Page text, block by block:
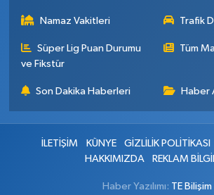
Namaz Vakitleri Trafik
Süper Lig Puan Durumu
ve Fikstür
Tüm
Son Dakika Haberleri Haber
İLETİŞİM KÜNYE GİZLİLİK POLİTİKASI
HAKKIMIZDA
REKLAM
Haber Yazılımı: TE Bilişim